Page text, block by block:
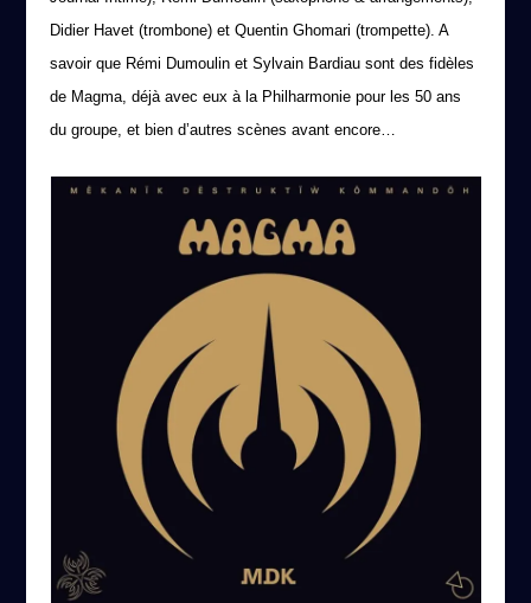
Didier Havet (trombone) et Quentin Ghomari (trompette). A
savoir que Rémi Dumoulin et Sylvain Bardiau sont des fidèles
de Magma, déjà avec eux à la Philharmonie pour les 50 ans
du groupe, et bien d’autres scènes avant encore…